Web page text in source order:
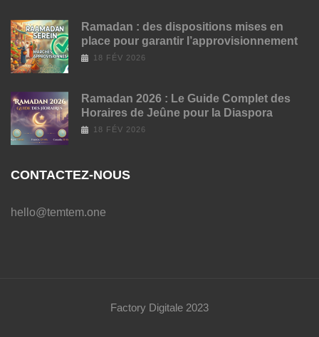
Ramadan : des dispositions mises en
place pour garantir l’approvisionnement
18 FÉV 2026
Ramadan 2026 : Le Guide Complet des
Horaires de Jeûne pour la Diaspora
18 FÉV 2026
CONTACTEZ-NOUS
hello@temtem.one
Factory Digitale 2023